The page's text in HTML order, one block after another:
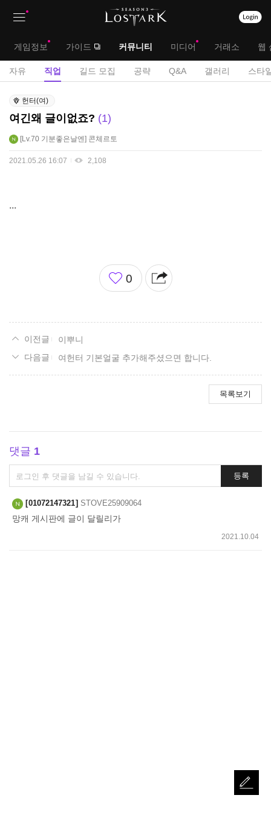
대
메
게임정보 가이드 커뮤니티 미디어 거래소 웹
서
자유 직업 길드 모집 공략 Q&A 갤러리 스타
직
업
게
시
헌터(여)
여긴왜 글이없죠? 1
Lv.70 기분좋은날엔 콘체르토
2021.05.26 16:07 2,108
...
좋
아
0
이뿌니
여헌터 기본얼굴 추가해주셨으면 합니다.
목록보기
댓글 1
댓
글
쓰
기
등록
01072147321 STOVE25909064
망캐 게시판에 글이 달릴리가
2021.10.04